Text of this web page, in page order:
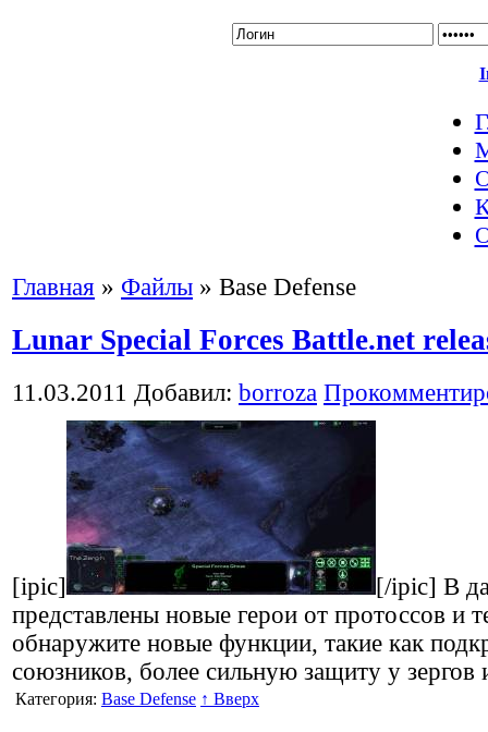
Главная » Файлы » Base Defense
Lunar Special Forces Battle.net
11.03.2011 Добавил: borroza
[ipic]
[/ipic] В
представлены новые герои от протоссов и
обнаружите новые функции, такие как
союзников, более сильную защиту у
Категория: Base Defense ↑ Вверх